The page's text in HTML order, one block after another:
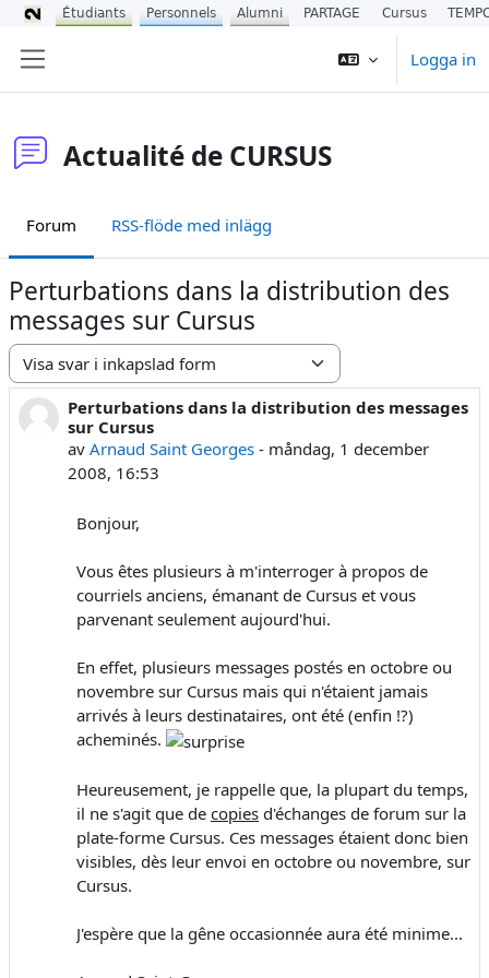
Logga in
Actualité de CURSUS
Forum RSS-flöde med inlägg
Perturbations dans la distribution des
messages sur Cursus
Visningsläge
Perturbations dans la distribution des messages
sur Cursus
av Arnaud Saint Georges- måndag, 1 december
2008, 16:53
Antal svar: 0
Bonjour,
Vous êtes plusieurs à m'interroger à propos de
courriels anciens, émanant de Cursus et vous
parvenant seulement aujourd'hui.
En effet, plusieurs messages postés en octobre ou
novembre sur Cursus mais qui n'étaient jamais
arrivés à leurs destinataires, ont été (enfin !?)
acheminés.
Heureusement, je rappelle que, la plupart du temps,
il ne s'agit que de copies d'échanges de forum sur la
plate-forme Cursus. Ces messages étaient donc bien
visibles, dès leur envoi en octobre ou novembre, sur
Cursus.
J'espère que la gêne occasionnée aura été minime...
Étudiants Personnels Alumni PARTAGE Cursus